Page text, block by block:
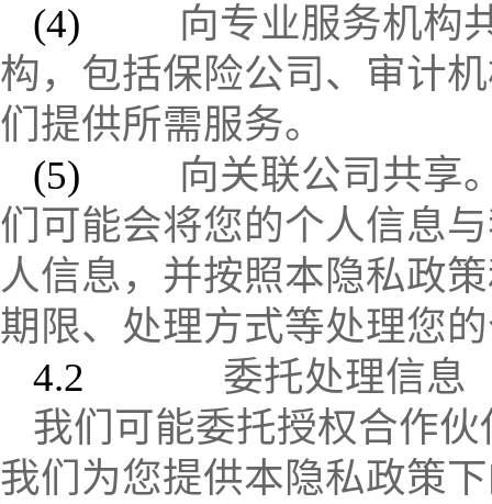
(4) 向专业服务机构
构，包括保险公司、审计
们提供所需服务。
(5) 向关联公司共享
们可能会将您的个人信息
人信息，并按照本隐私政
期限、处理方式等处理您
4.2 委托处理信息
我们可能委托授权合作
我们为您提供本隐私政策